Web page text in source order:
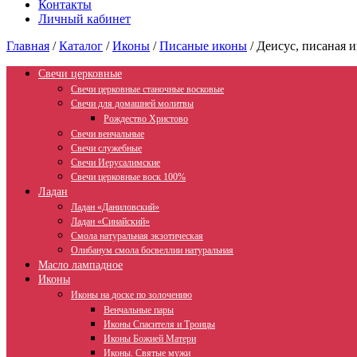
Контакты
Личный кабинет
Главная /Каталог /Иконы /Писаные иконы / Деисус, писаная
Свечи церковные
Свечи церковные станочные восковые
Свечи для домашней молитвы
Рождество Христово
Свечи венчальные
Свечи служебные
Свечи Иерусалимские
Свечи церковные воск 100%
Ладан
Ладан «Даниловский»
Ладан «Синайский»
Смола натуральная экзотическая
Олибанум смола босвеллии натуральная
Масло лампадное
Иконы
Иконы на доске по золочению
Венчальные пары
Иконы Спасителя и Троицы
Иконы Божией Матери
Иконы. Святые мужи